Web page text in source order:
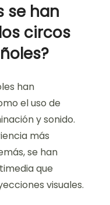
se han
circos
han
el uso de
y sonido.
más
se han
que
visuales.